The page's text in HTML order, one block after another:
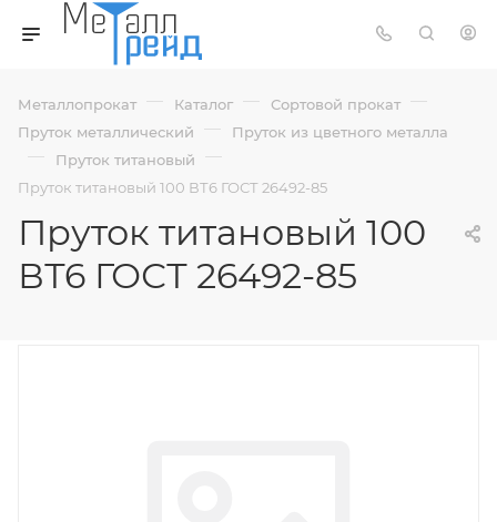
Металлопрокат — Каталог — Сортовой прокат —
Пруток металлический — Пруток из цветного металла
— Пруток титановый —
Пруток титановый 100 ВТ6 ГОСТ 26492-85
Пруток титановый 100
ВТ6 ГОСТ 26492-85